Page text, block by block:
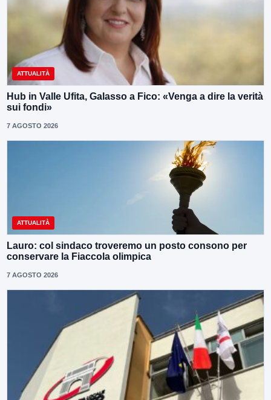
ATTUALITÀ
Hub in Valle Ufita, Galasso a Fico: «Venga a dire la verità
sui fondi»
7 AGOSTO 2026
ATTUALITÀ
Lauro: col sindaco troveremo un posto consono per
conservare la Fiaccola olimpica
7 AGOSTO 2026